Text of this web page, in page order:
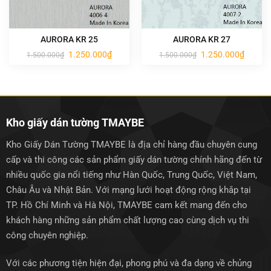
AURORA KR 25
1.500.000₫ Giá
1.250.000₫Giá
hiện
AURORA KR 27
1.500.000₫ Giá
1.250.000₫Giá
hiện
Kho giấy dán tường TMAYBE
Kho Giấy Dán Tường TMAYBE là địa chỉ hàng đầu chuyên cung
cấp và thi công các sản phẩm giấy dán tường chính hãng đến từ
nhiều quốc gia nổi tiếng như Hàn Quốc, Trung Quốc, Việt Nam,
Châu Âu và Nhật Bản. Với mạng lưới hoạt động rộng khắp tại
TP. Hồ Chí Minh và Hà Nội, TMAYBE cam kết mang đến cho
khách hàng những sản phẩm chất lượng cao cùng dịch vụ thi
công chuyên nghiệp.
Với các phương tiện hiện đại, phong phú và đa dạng về chủng